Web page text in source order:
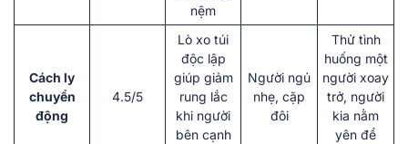
nệm
Cách ly
chuyển
động
4.5/5
Lò xo túi
độc lập
giúp giảm
rung lắc
khi người
bên cạnh
Người ngủ
nhẹ, cặp
đôi
Thử tình
huống một
người xoay
trở, người
kia nằm
yên để